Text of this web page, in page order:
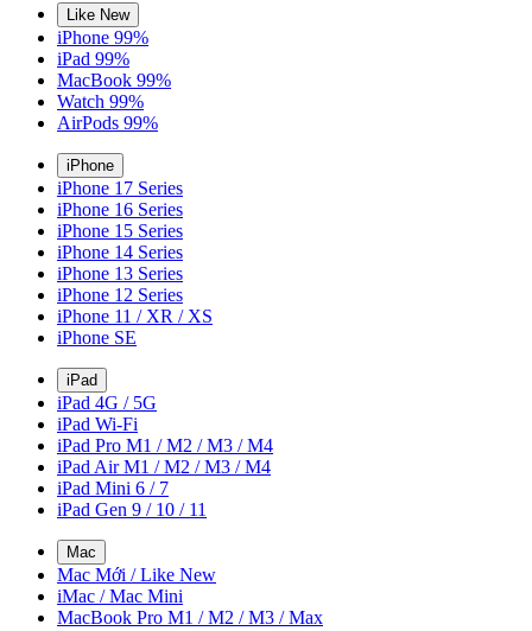
Like New
iPhone 99%
iPad 99%
MacBook 99%
Watch 99%
AirPods 99%
iPhone
iPhone 17 Series
iPhone 16 Series
iPhone 15 Series
iPhone 14 Series
iPhone 13 Series
iPhone 12 Series
iPhone 11 / XR / XS
iPhone SE
iPad
iPad 4G / 5G
iPad Wi-Fi
iPad Pro M1 / M2 / M3 / M4
iPad Air M1 / M2 / M3 / M4
iPad Mini 6 / 7
iPad Gen 9 / 10 / 11
Mac
Mac Mới / Like New
iMac / Mac Mini
MacBook Pro M1 / M2 / M3 / Max